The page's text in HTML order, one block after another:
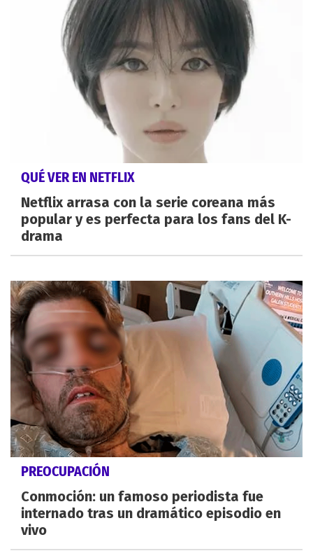
QUÉ VER EN NETFLIX
Netflix arrasa con la serie coreana más
popular y es perfecta para los fans del K-
drama
PREOCUPACIÓN
Conmoción: un famoso periodista fue
internado tras un dramático episodio en
vivo